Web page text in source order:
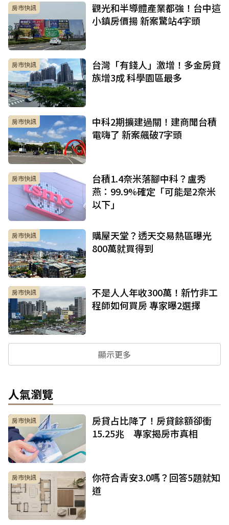
房市快訊
觀光和半導體產業都強！台中這
小鎮房價揚 新案驚站4字頭
房市快訊
台灣「有錢人」激增！多金房貸
族增3成 科學園區最多
房市快訊
中科2期擴建過關！建商聞台積
電嗨了 新案飆破7字頭
房市快訊
台積1.4奈米落腳中科？盧秀
燕：99.9%確定「可能是2奈米
以下」
房市快訊
購屋天堂？透天交易熱區曝光
800萬就買得到
房市快訊
不是人人年收300萬！新竹非工
程師如何買房 專家曝2選擇
顯示更多
人氣瀏覽
房市快訊
房貸占比降了！房貸餘額卻衝
15.25兆 專家揭房市真相
房市快訊
你符合青安3.0嗎？回答5題就知
道